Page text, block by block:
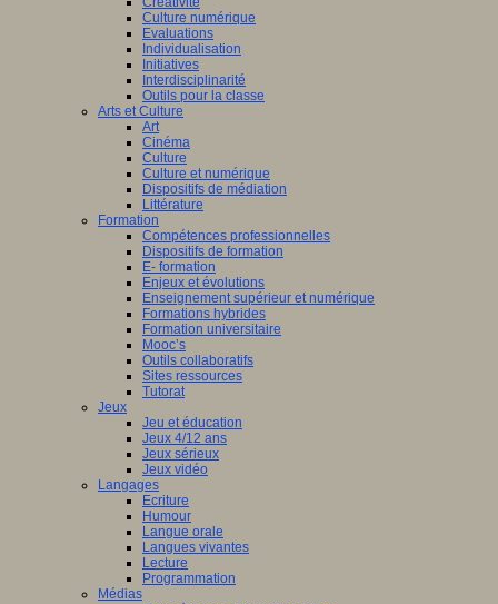
Culture numérique
Evaluations
Individualisation
Initiatives
Interdisciplinarité
Outils pour la classe
Arts et Culture
Art
Cinéma
Culture
Culture et numérique
Dispositifs de médiation
Littérature
Formation
Compétences professionnelles
Dispositifs de formation
E- formation
Enjeux et évolutions
Enseignement supérieur et numérique
Formations hybrides
Formation universitaire
Mooc’s
Outils collaboratifs
Sites ressources
Tutorat
Jeux
Jeu et éducation
Jeux 4/12 ans
Jeux sérieux
Jeux vidéo
Langages
Ecriture
Humour
Langue orale
Langues vivantes
Lecture
Programmation
Médias